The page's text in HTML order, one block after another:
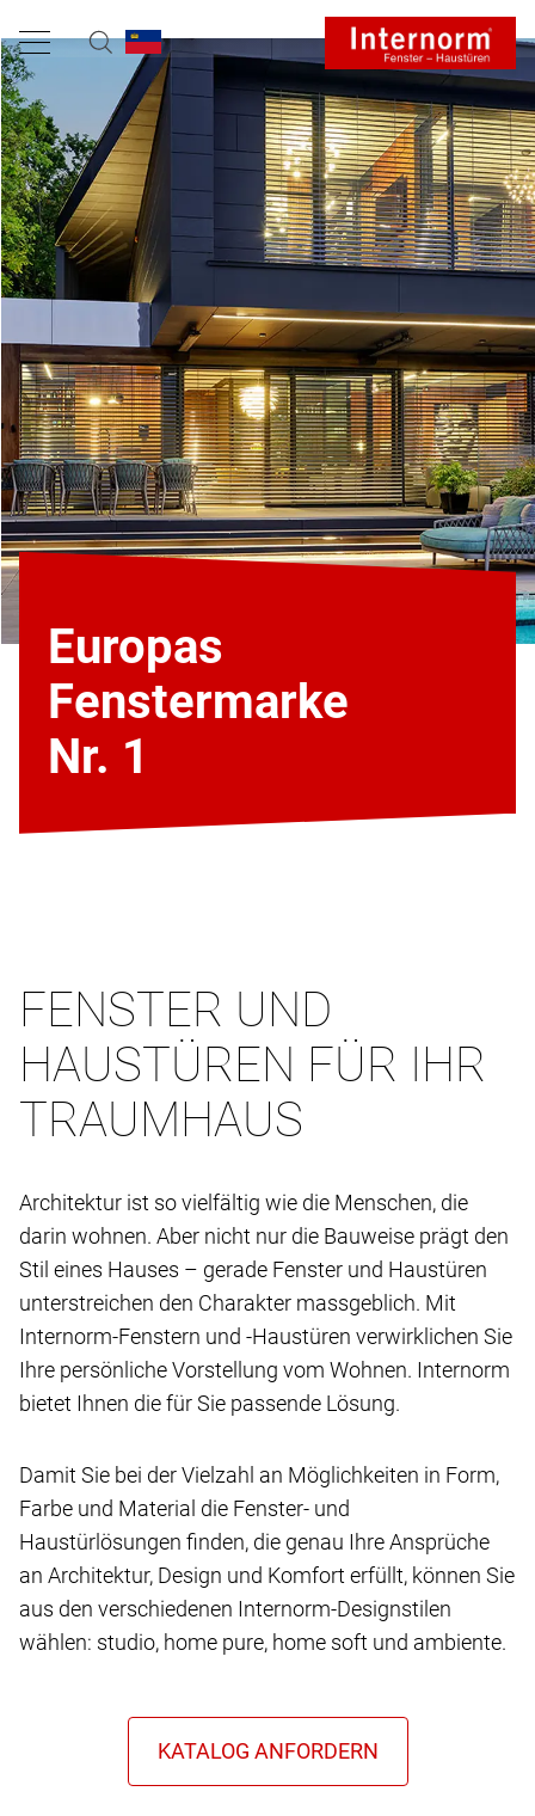
Europas
Fenstermarke
Nr. 1
FENSTER UND
HAUSTÜREN FÜR IHR
TRAUMHAUS
Architektur ist so vielfältig wie die Menschen, die
darin wohnen. Aber nicht nur die Bauweise prägt den
Stil eines Hauses – gerade Fenster und Haustüren
unterstreichen den Charakter massgeblich. Mit
Internorm-Fenstern und -Haustüren verwirklichen Sie
Ihre persönliche Vorstellung vom Wohnen. Internorm
bietet Ihnen die für Sie passende Lösung.
Damit Sie bei der Vielzahl an Möglichkeiten in Form,
Farbe und Material die Fenster- und
Haustürlösungen finden, die genau Ihre Ansprüche
an Architektur, Design und Komfort erfüllt, können Sie
aus den verschiedenen Internorm-Designstilen
wählen: studio, home pure, home soft und ambiente.